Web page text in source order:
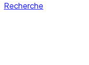
Recherche